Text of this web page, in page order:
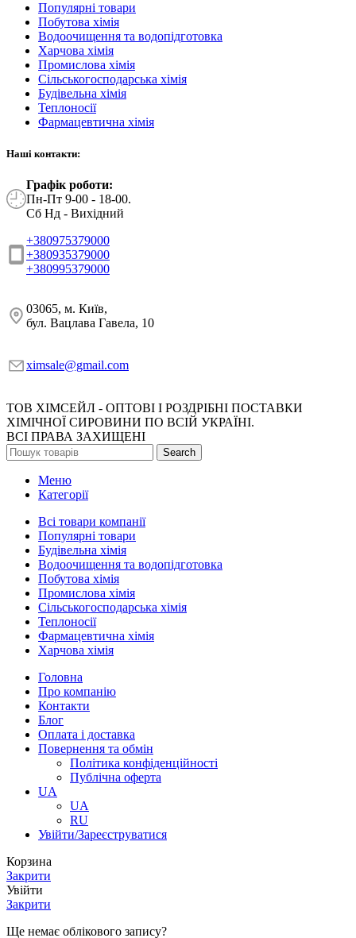
Популярні товари
Побутова хімія
Водоочищення та водопідготовка
Харчова хімія
Промислова хімія
Сільськогосподарська хімія
Будівельна хімія
Теплоносії
Фармацевтична хімія
Наші контакти:
Графік роботи:
Пн-Пт 9-00 - 18-00.
Сб Нд - Вихідний
+380975379000
+380935379000
+380995379000
03065, м. Київ,
бул. Вацлава Гавела, 10
ximsale@gmail.com
ТОВ ХІМСЕЙЛ - ОПТОВІ І РОЗДРІБНІ ПОСТАВКИ
ХІМІЧНОЇ СИРОВИНИ ПО ВСІЙ УКРАЇНІ.
ВСІ ПРАВА ЗАХИЩЕНІ
Search
Меню
Категорії
Всі товари компанії
Популярні товари
Будівельна хімія
Водоочищення та водопідготовка
Побутова хімія
Промислова хімія
Сільськогосподарська хімія
Теплоносії
Фармацевтична хімія
Харчова хімія
Головна
Про компанію
Контакти
Блог
Оплата і доставка
Повернення та обмін
Політика конфіденційності
Публічна оферта
UA
UA
RU
Увійти/Зареєструватися
Корзина
Закрити
Увійти
Закрити
Ще немає облікового запису?